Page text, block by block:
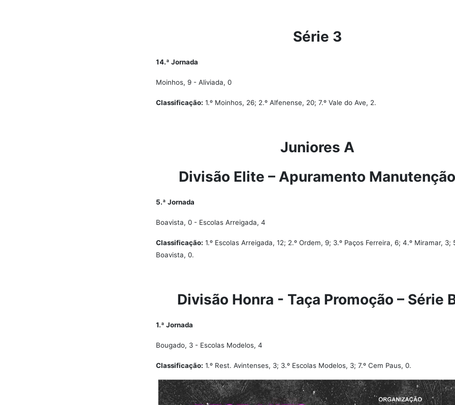
Série 3
14.ª Jornada
Moinhos, 9 - Aliviada, 0
Classificação: 1.º Moinhos, 26; 2.º Alfenense, 20; 7.º Vale do Ave, 2.
Juniores A
Divisão Elite – Apuramento Manutenção
5.ª Jornada
Boavista, 0 - Escolas Arreigada, 4
Classificação: 1.º Escolas Arreigada, 12; 2.º Ordem, 9; 3.º Paços Ferreira, 6; 4.º Miramar, 3;
Boavista, 0.
Divisão Honra - Taça Promoção – Série
1.ª Jornada
Bougado, 3 - Escolas Modelos, 4
Classificação: 1.º Rest. Avintenses, 3; 3.º Escolas Modelos, 3; 7.º Cem Paus, 0.